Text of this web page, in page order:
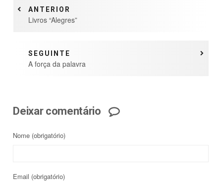
ANTERIOR
Livros “Alegres”
SEGUINTE
A força da palavra
Deixar comentário
Nome (obrigatório)
Email (obrigatório)